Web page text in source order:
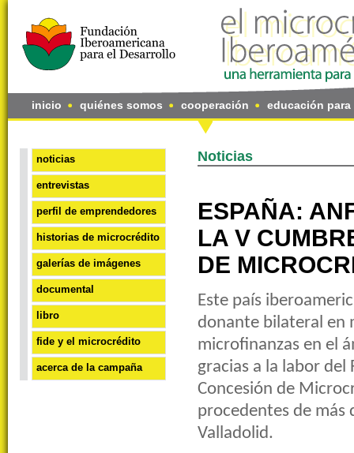
inicio quiénes somos cooperación educación
noticias
entrevistas
perfil de emprendedores
historias de microcrédito
galerías de imágenes
documental
libro
fide y el microcrédito
acerca de la campaña
Noticias
ESPAÑA:
LA V
DE
Este país
donante bilateral en
microfinanzas en el
gracias a la labor del
Concesión de
procedentes de más
Valladolid.